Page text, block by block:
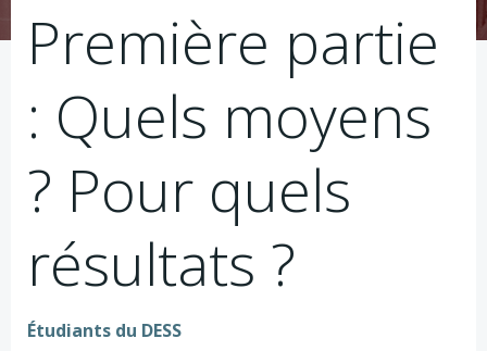
Première partie
: Quels moyens
? Pour quels
résultats ?
Étudiants du DESS